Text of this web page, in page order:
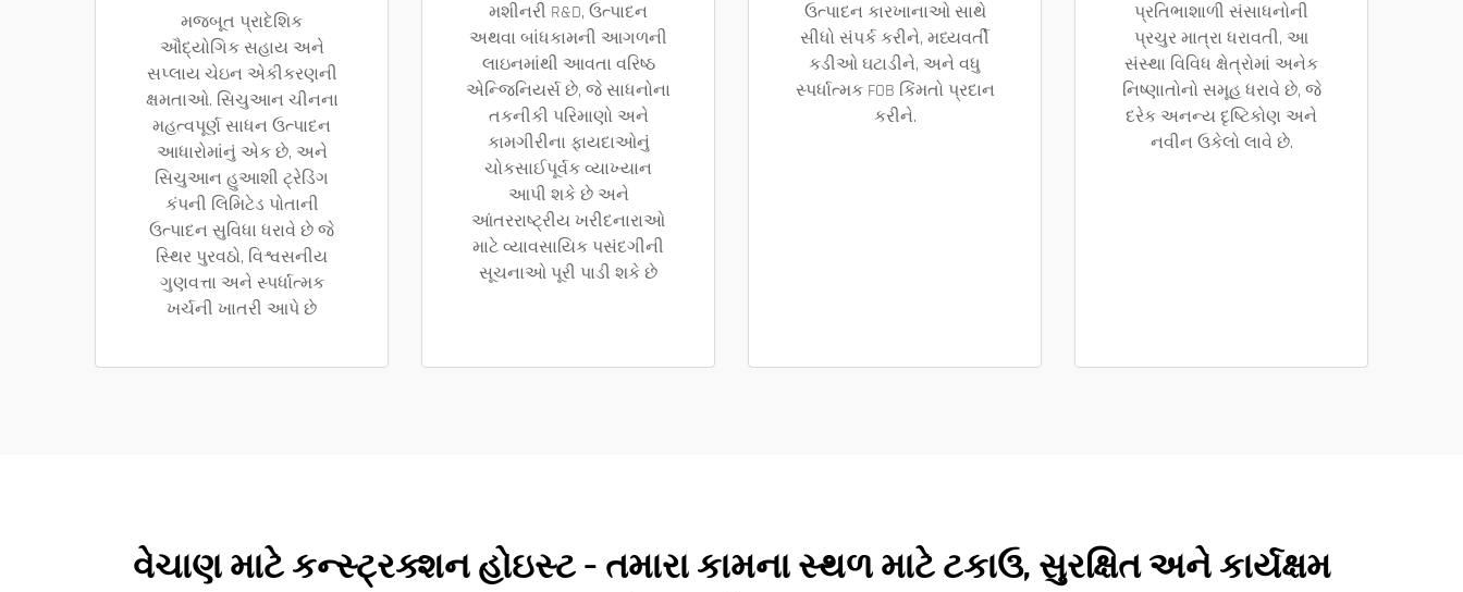
મજબૂત પ્રાદેશિક
ઔદ્યોગિક સહાય અને
સપ્લાય ચેઇન એકીકરણની
ક્ષમતાઓ. સિચુઆન ચીનના
મહત્વપૂર્ણ સાધન ઉત્પાદન
આધારોમાંનું એક છે, અને
સિચુઆન હુઆશી ટ્રેડિંગ
કંપની લિમિટેડ પોતાની
ઉત્પાદન સુવિધા ધરાવે છે જે
સ્થિર પુરવઠો, વિશ્વસનીય
ગુણવત્તા અને સ્પર્ધાત્મક
ખર્ચની ખાતરી આપે છે
મશીનરી R&D, ઉત્પાદન
અથવા બાંધકામની આગળની
લાઇનમાંથી આવતા વરિષ્ઠ
એન્જિનિયર્સ છે, જે સાધનોના
તકનીકી પરિમાણો અને
કામગીરીના ફાયદાઓનું
ચોકસાઈપૂર્વક વ્યાખ્યાન
આપી શકે છે અને
આંતરરાષ્ટ્રીય ખરીદનારાઓ
માટે વ્યાવસાયિક પસંદગીની
સૂચનાઓ પૂરી પાડી શકે છે
ઉત્પાદન કારખાનાઓ સાથે
સીધો સંપર્ક કરીને, મધ્યવર્તી
કડીઓ ઘટાડીને, અને વધુ
સ્પર્ધાત્મક FOB કિંમતો પ્રદાન
કરીને.
પ્રતિભાશાળી સંસાધનોની
પ્રચુર માત્રા ધરાવતી, આ
સંસ્થા વિવિધ ક્ષેત્રોમાં અનેક
નિષ્ણાતોનો સમૂહ ધરાવે છે, જે
દરેક અનન્ય દૃષ્ટિકોણ અને
નવીન ઉકેલો લાવે છે.
વેચાણ માટે કન્સ્ટ્રક્શન હોઇસ્ટ – તમારા કામના સ્થળ માટે ટકાઉ, સુરક્ષિત અને કાર્યક્ષમ